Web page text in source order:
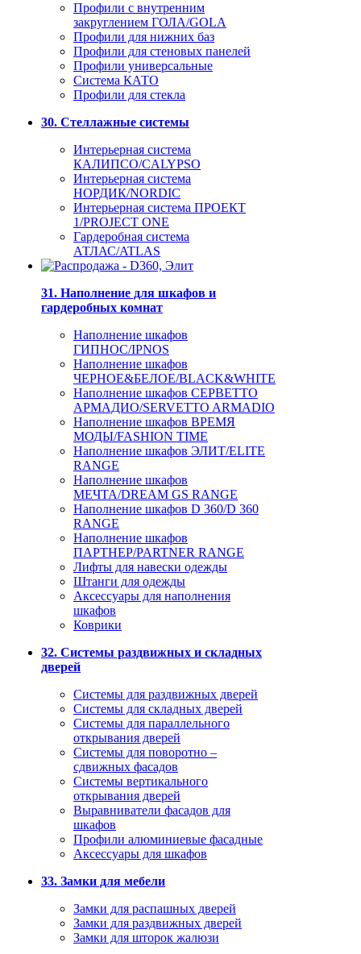
Профили с внутренним
закруглением ГОЛА/GOLA
Профили для нижних баз
Профили для стеновых панелей
Профили универсальные
Система КАТО
Профили для стекла
30. Стеллажные системы
Интерьерная система
КАЛИПСО/CALYPSO
Интерьерная система
НОРДИК/NORDIC
Интерьерная система ПРОЕКТ
1/PROJECT ONE
Гардеробная система
АТЛАС/ATLAS
31. Наполнение для шкафов и
гардеробных комнат
Наполнение шкафов
ГИПНОС/IPNOS
Наполнение шкафов
ЧЕРНОЕ&БЕЛОЕ/BLACK&WHITE
Наполнение шкафов СЕРВЕТТО
АРМАДИО/SERVETTO ARMADIO
Наполнение шкафов ВРЕМЯ
МОДЫ/FASHION TIME
Наполнение шкафов ЭЛИТ/ELITE
RANGE
Наполнение шкафов
МЕЧТА/DREAM GS RANGE
Наполнение шкафов D 360/D 360
RANGE
Наполнение шкафов
ПАРТНЕР/PARTNER RANGE
Лифты для навески одежды
Штанги для одежды
Аксессуары для наполнения
шкафов
Коврики
32. Системы раздвижных и складных
дверей
Системы для раздвижных дверей
Системы для складных дверей
Системы для параллельного
открывания дверей
Системы для поворотно –
сдвижных фасадов
Системы вертикального
открывания дверей
Выравниватели фасадов для
шкафов
Профили алюминиевые фасадные
Аксессуары для шкафов
33. Замки для мебели
Замки для распашных дверей
Замки для раздвижных дверей
Замки для шторок жалюзи